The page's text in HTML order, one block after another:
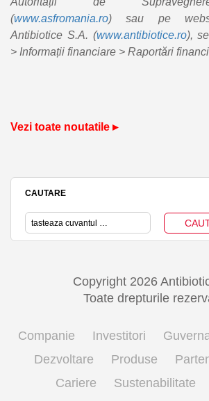
(www.asfromania.ro) sau pe
Antibiotice S.A. (www.antibiotice.ro),
> Informații financiare > Raportări
Vezi toate noutatile ▸
CAUTARE
Copyright 2026
Toate drepturile
Companie Investitori
Dezvoltare
Produse
Cariere
Sustenabilitate